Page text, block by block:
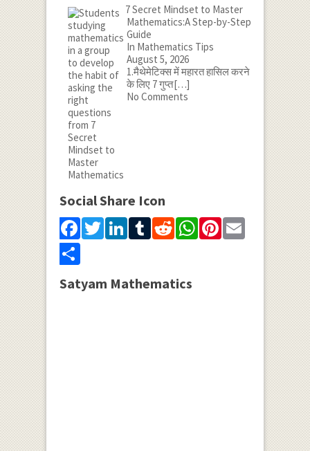
7 Secret Mindset to Master
Mathematics:A Step-by-Step
Guide
In Mathematics Tips
August 5, 2026
1.मैथेमेटिक्स में महारत हासिल करने
के लिए 7 गुप्त[…]
No Comments
Social Share Icon
Facebook
Twitter
LinkedIn
Tumblr
Reddit
WhatsApp
Pinterest
Email
Share
Satyam Mathematics